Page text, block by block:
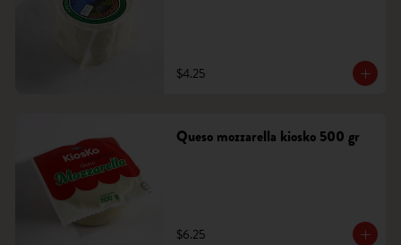
$4.25
Queso mozzarella kiosko 500 gr
$6.25